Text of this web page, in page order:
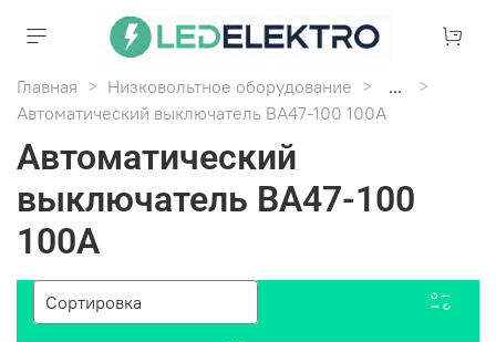
Главная Низковольтное оборудование
...
Автоматический выключатель ВА47-100 100А
Автоматический
выключатель ВА47-100
100А